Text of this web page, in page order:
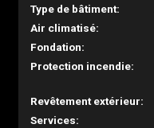
Type de bâtiment:
Air climatisé:
Fondation:
Protection incendie:
Revêtement extérieur:
Services: